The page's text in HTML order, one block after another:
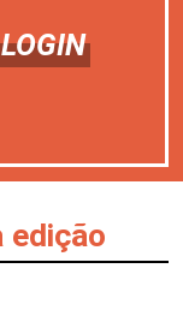
edição